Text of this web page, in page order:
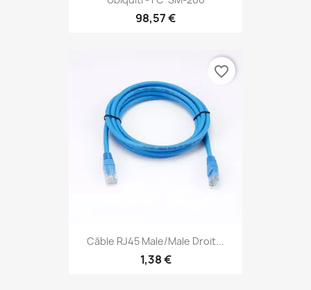
98,57 €
Câble RJ45 Male/Male Droit...
1,38 €
favorite_border